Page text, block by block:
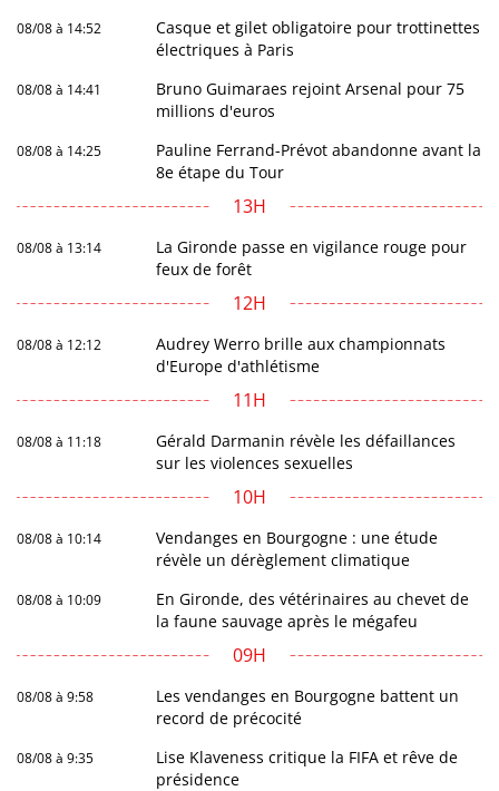
08/08 à 14:52
Casque et gilet obligatoire pour trottinettes
électriques à Paris
08/08 à 14:41
Bruno Guimaraes rejoint Arsenal pour 75
millions d'euros
08/08 à 14:25
Pauline Ferrand-Prévot abandonne avant la
8e étape du Tour
13H
08/08 à 13:14
La Gironde passe en vigilance rouge pour
feux de forêt
12H
08/08 à 12:12
Audrey Werro brille aux championnats
d'Europe d'athlétisme
11H
08/08 à 11:18
Gérald Darmanin révèle les défaillances
sur les violences sexuelles
10H
08/08 à 10:14
Vendanges en Bourgogne : une étude
révèle un dérèglement climatique
08/08 à 10:09
En Gironde, des vétérinaires au chevet de
la faune sauvage après le mégafeu
09H
08/08 à 9:58
Les vendanges en Bourgogne battent un
record de précocité
08/08 à 9:35
Lise Klaveness critique la FIFA et rêve de
présidence